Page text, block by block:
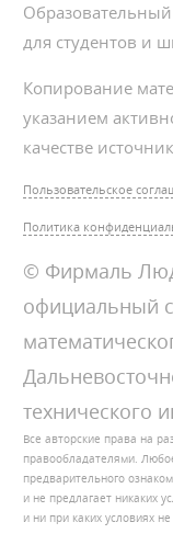
Образовательный
для студентов и
Копирование
указанием
качестве
Пользовательское
Политика
© Фирмаль
официальный
технического
Все авторские права на
правообладателями.
предварительного
и не предлагает никаких
и ни при каких условиях